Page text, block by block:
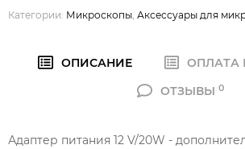
Категории: Микроскопы Аксессуары для
ОПИСАНИЕ
ОПЛАТА
ОТЗЫВЫ 0
Адаптер питания 12 V/20W -